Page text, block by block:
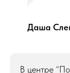
Даша
В центре